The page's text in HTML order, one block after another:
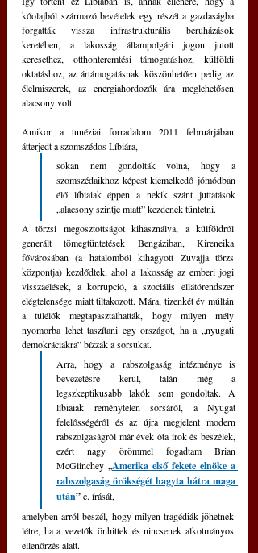
kőolajból származó bevételek egy részét a gazdaságba
forgatták vissza infrastrukturális beruházások
keretében, a lakosság állampolgári jogon jutott
keresethez, otthonteremtési támogatáshoz, külföldi
oktatáshoz, az ártámogatásnak köszönhetően pedig az
élelmiszerek, az energiahordozók ára meglehetősen
alacsony volt.
Amikor a tunéziai forradalom 2011 februárjában
átterjedt a szomszédos Líbiára,
sokan nem gondolták volna, hogy a
szomszédaikhoz képest kiemelkedő jómódban
élő líbiaiak éppen a nekik szánt juttatások
„alacsony szintje miatt” kezdenek tüntetni.
A törzsi megosztottságot kihasználva, a külföldről
generált tömegtüntetések Bengáziban, Kireneika
fővárosában (a hatalomból kihagyott Zuvajja törzs
központja) kezdődtek, ahol a lakosság az emberi jogi
visszaélések, a korrupció, a szociális ellátórendszer
elégtelensége miatt tiltakozott. Mára, tizenkét év múltán
a túlélők megtapasztalhatták, hogy milyen mély
nyomorba lehet taszítani egy országot, ha a „nyugati
demokráciákra” bízzák a sorsukat.
Arra, hogy a rabszolgaság intézménye is
bevezetésre kerül, talán még a
legszkeptikusabb lakók sem gondoltak. A
líbiaiak reménytelen sorsáról, a Nyugat
felelősségéről és az újra megjelent modern
rabszolgaságról már évek óta írok és beszélek,
ezért nagy örömmel fogadtam Brian
McGlinchey „Amerika első fekete elnöke a
rabszolgaság örökségét hagyta hátra maga
után” c. írását,
amelyben arról beszél, hogy milyen tragédiák jöhetnek
létre, ha a vezetők önhittek és nincsenek alkotmányos
ellenőrzés alatt.